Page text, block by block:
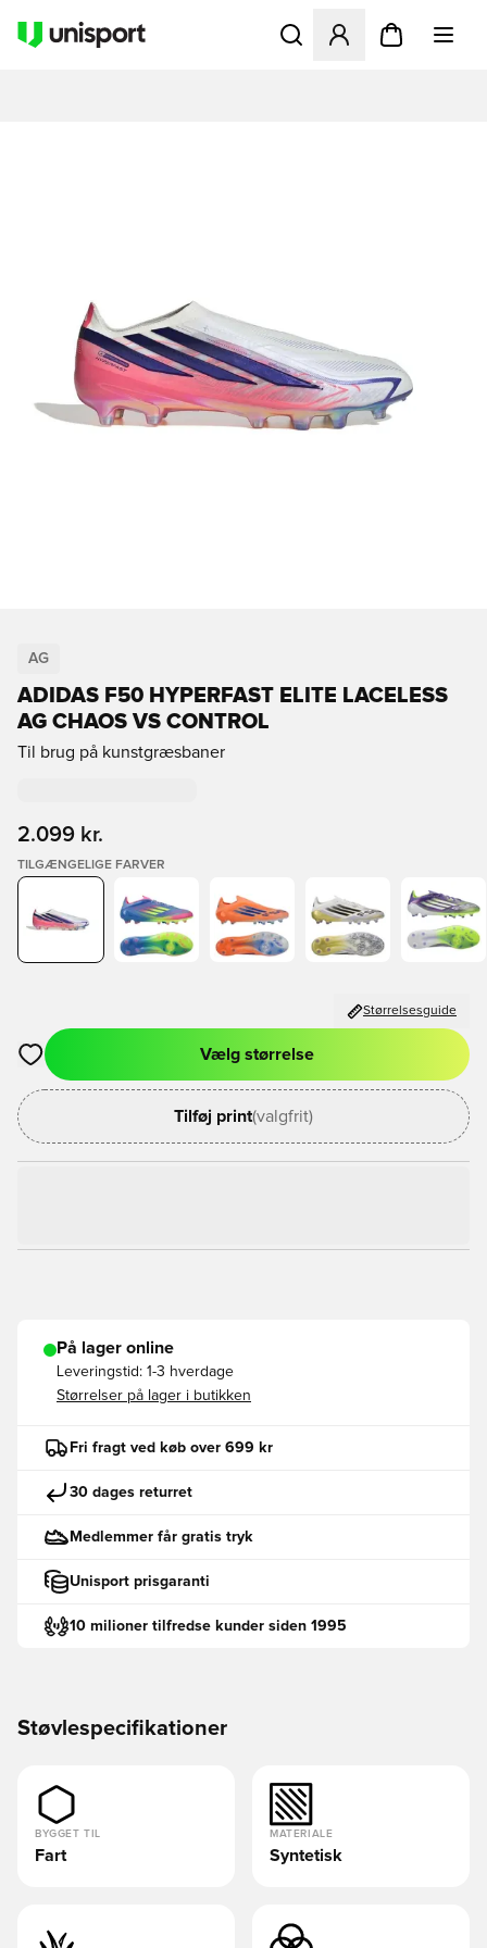
Åbner en Modal til at
AG
ADIDAS F50 HYPERFAST ELITE LACELESS
AG CHAOS VS CONTROL
Til brug på kunstgræsbaner
2.099 kr.
TILGÆNGELIGE FARVER
Størrelsesguide
Åbner en Modal til at logge ind eller tilmelde dig som medlem
Vælg størrelse
Tilføj print(valgfrit)
På lager online
Leveringstid: 1-3 hverdage
Størrelser på lager i butikken
Fri fragt ved køb over 699 kr
30 dages returret
Medlemmer får gratis tryk
Unisport prisgaranti
10 milioner tilfredse kunder siden 1995
Støvlespecifikationer
BYGGET TIL
Fart
MATERIALE
Syntetisk